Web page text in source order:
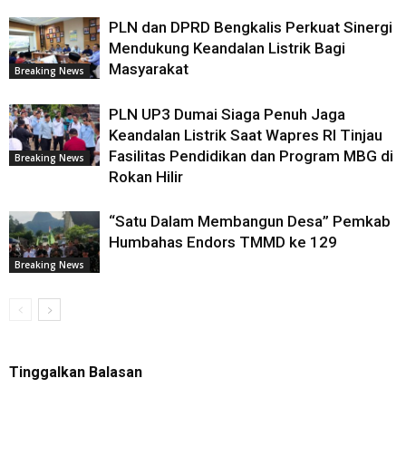
Breaking News
PLN dan DPRD Bengkalis Perkuat Sinergi
Mendukung Keandalan Listrik Bagi
Masyarakat
Breaking News
PLN UP3 Dumai Siaga Penuh Jaga
Keandalan Listrik Saat Wapres RI Tinjau
Fasilitas Pendidikan dan Program MBG di
Rokan Hilir
Breaking News
“Satu Dalam Membangun Desa” Pemkab
Humbahas Endors TMMD ke 129
Tinggalkan Balasan